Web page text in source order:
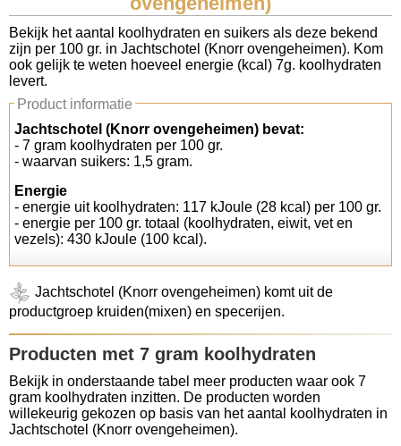
Koolhydraten tellen
Links
Bekijk het aantal koolhydraten en suikers als deze bekend
zijn per 100 gr. in Jachtschotel (Knorr ovengeheimen). Kom
ook gelijk te weten hoeveel energie (kcal) 7g. koolhydraten
levert.
Product informatie
Jachtschotel (Knorr ovengeheimen) bevat:
- 7 gram koolhydraten per 100 gr.
- waarvan suikers: 1,5 gram.
Energie
- energie uit koolhydraten: 117 kJoule (28 kcal) per 100 gr.
- energie per 100 gr. totaal (koolhydraten, eiwit, vet en
vezels): 430 kJoule (100 kcal).
Jachtschotel (Knorr ovengeheimen) komt uit de
productgroep kruiden(mixen) en specerijen.
Producten met 7 gram koolhydraten
Bekijk in onderstaande tabel meer producten waar ook 7
gram koolhydraten inzitten. De producten worden
willekeurig gekozen op basis van het aantal koolhydraten in
Jachtschotel (Knorr ovengeheimen).